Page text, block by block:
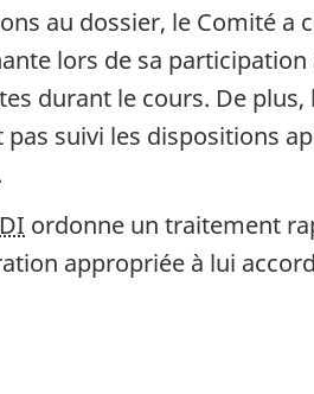
au dossier, le Comité
lors de sa participation
durant le cours. De
suivi les dispositions
ordonne un traitement
appropriée à lui